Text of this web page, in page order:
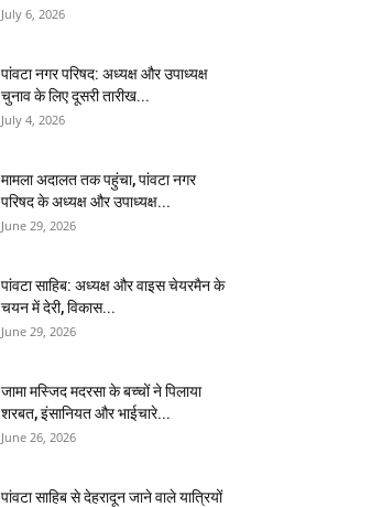
July 6, 2026
पांवटा नगर परिषद: अध्यक्ष और उपाध्यक्ष
चुनाव के लिए दूसरी तारीख...
July 4, 2026
मामला अदालत तक पहुंचा, पांवटा नगर
परिषद के अध्यक्ष और उपाध्यक्ष...
June 29, 2026
पांवटा साहिब: अध्यक्ष और वाइस चेयरमैन के
चयन में देरी, विकास...
June 29, 2026
जामा मस्जिद मदरसा के बच्चों ने पिलाया
शरबत, इंसानियत और भाईचारे...
June 26, 2026
पांवटा साहिब से देहरादून जाने वाले यात्रियों